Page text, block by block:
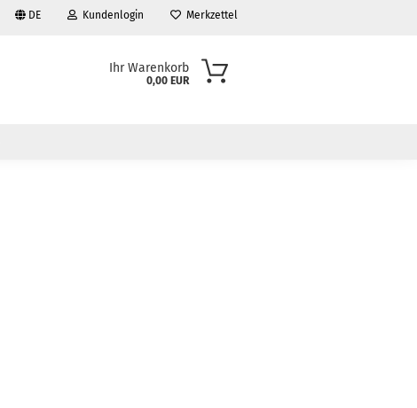
DE Kundenlogin Merkzettel
Ihr Warenkorb
0,00 EUR